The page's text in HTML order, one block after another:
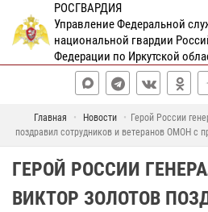
РОСГВАРДИЯ
Управление Федеральной
национальной гвардии
Федерации по Иркутской
Главная Новости
Герой России
поздравил сотрудников и ветеранов ОМОН с
ГЕРОЙ РОССИИ
ВИКТОР ЗОЛОТОВ